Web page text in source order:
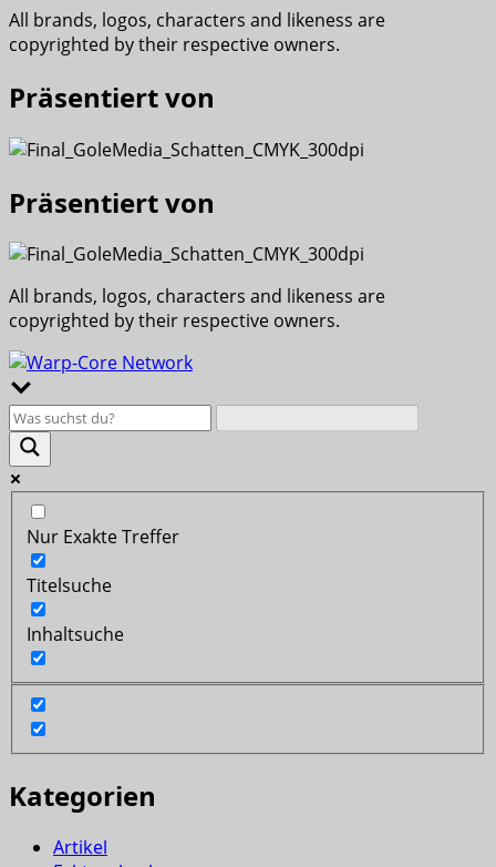
All brands, logos, characters and likeness are
copyrighted by their respective owners.
Präsentiert von
Präsentiert von
All brands, logos, characters and likeness are
copyrighted by their respective owners.
Nur Exakte Treffer
Titelsuche
Inhaltsuche
Kategorien
Artikel